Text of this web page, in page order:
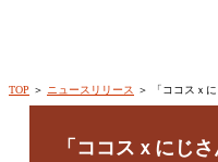
TOP ＞ ニュースリリース ＞ 「ココスｘ
「ココスｘにじ